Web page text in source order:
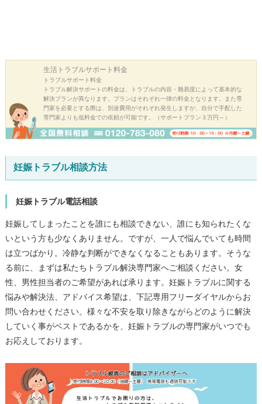
生活トラブルサポート料金
トラブルサポート料金
トラブル解決サポートの料金は、トラブルの内容・難易度によって基本的な
解決プランが異なります。プランはそれぞれ一律の料金となります。また専
門家を必要とする際は、別途費用がそれぞれ発生しますが、自分で手配した
専門家よりも低料金での依頼が可能です。（サポートプラン３万円～）
妊娠トラブル相談方法
妊娠トラブル電話相談
妊娠してしまったことを誰にも相談できない、誰にも知られたくな
いという方も少なくありません。ですが、一人で悩んでいても時間
は立つばかり。冷静な判断ができなくなることもあります。そうな
る前に、まずは私たちトラブル解決専門家へご相談ください。女
性、男性担当者のご希望があれば承ります。妊娠トラブルに関する
悩みや解決法、アドバイス希望は、下記専用フリーダイヤルからお
問い合わせください。様々な不安を取り除きながらどのように解決
していく事がベストであるかを、妊娠トラブルの専門家がいつでも
お応えしております。